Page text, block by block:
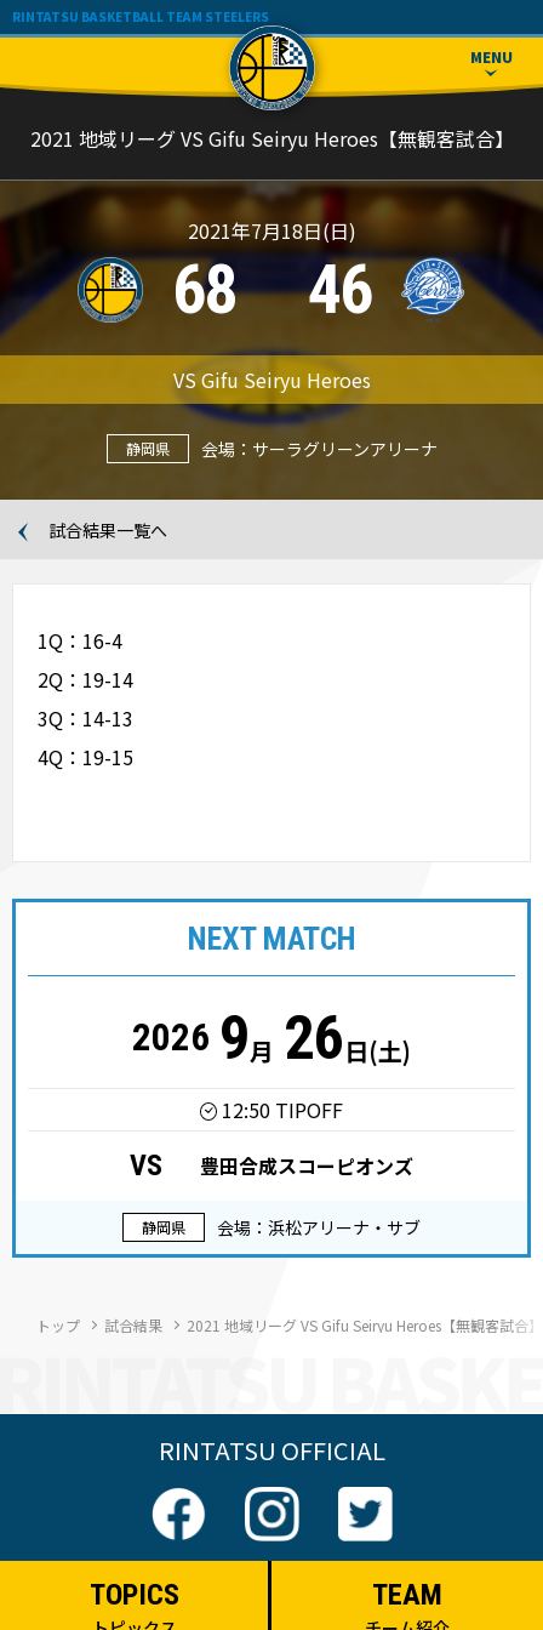
TOPICS
トピックス
TEAM
チーム紹介 メンバー紹介
試合結果
SCHEDULE
試合日程 ブログ
RINTATSU BASKETBALL TEAM STEELERS
MENU
トピックス
TEAM
チーム紹介 メンバー紹介
RESULT
試合結果
SCHEDULE
試合日程
BLOG
ブログ
応援メッセージ・お問い合わせ
2021 地域リーグ VS Gifu Seiryu Heroes【無観客試合】
2021年7月18日(日)
68 46
VSGifu Seiryu Heroes
静岡県 会場：サーラグリーンアリーナ
試合結果一覧へ
1Q：16-4
2Q：19-14
3Q：14-13
4Q：19-15
NEXT MATCH
2026 9月 26日(土)
12:50 TIPOFF
VS 豊田合成スコーピオンズ
静岡県 会場：浜松アリーナ・サブ
トップ 試合結果 2021 地域リーグ VS Gifu Seiryu Heroes【無観客試合】
RINTATSU OFFICIAL
TOPICS TEAM